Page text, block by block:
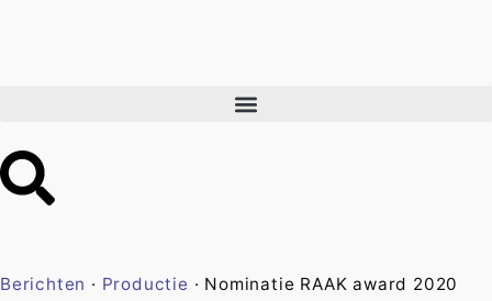
Berichten · Productie · Nominatie RAAK award 2020